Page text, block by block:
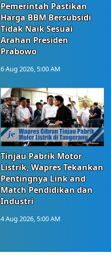
Pemerintah Pastikan
Harga BBM Bersubsidi
Tidak Naik Sesuai
Arahan Presiden
Prabowo
6 Aug 2026, 5:00 AM
Tinjau Pabrik Motor
Listrik, Wapres Tekankan
Pentingnya Link and
Match Pendidikan dan
Industri
4 Aug 2026, 5:00 AM